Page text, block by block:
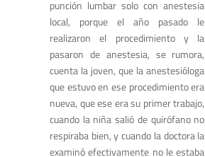
punción lumbar solo con anestesia
local, porque el año pasado le
realizaron el procedimiento y la
pasaron de anestesia, se rumora,
cuenta la joven, que la anestesióloga
que estuvo en ese procedimiento era
nueva, que ese era su primer trabajo,
cuando la niña salió de quirófano no
respiraba bien, y cuando la doctora la
examinó efectivamente no le estaba